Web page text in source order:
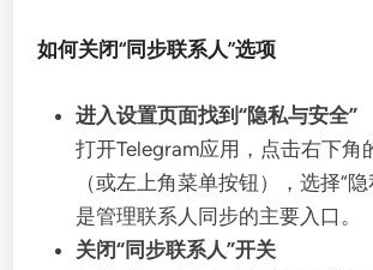
如何关闭“同步联系人”选项
进入设置页面找到“隐私与安全”
打开Telegram应用，点击右下角
（或左上角菜单按钮），选择“
是管理联系人同步的主要入口。
关闭“同步联系人”开关